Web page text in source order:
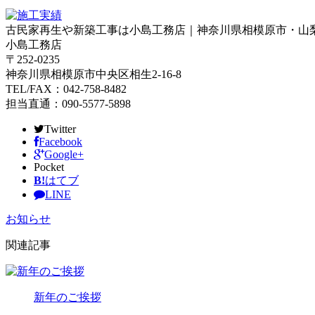
古民家再生や新築工事は小島工務店｜神奈川県相模原市・山
小島工務店
〒252-0235
神奈川県相模原市中央区相生2-16-8
TEL/FAX：042-758-8482
担当直通：090-5577-5898
Twitter
Facebook
Google+
Pocket
B!はてブ
LINE
お知らせ
関連記事
新年のご挨拶